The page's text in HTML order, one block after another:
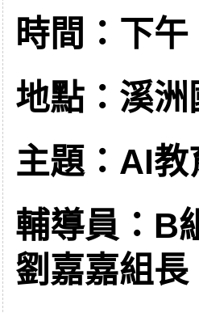
時間：下
地點：溪洲
主題：AI教
輔導員：B
劉嘉嘉組